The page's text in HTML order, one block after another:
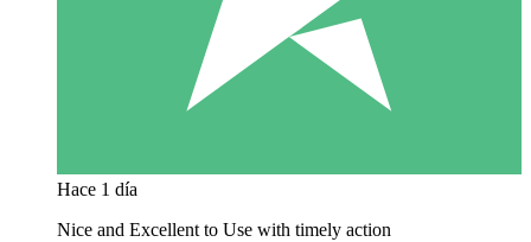
Hace 1 día
Nice and Excellent to Use with timely action